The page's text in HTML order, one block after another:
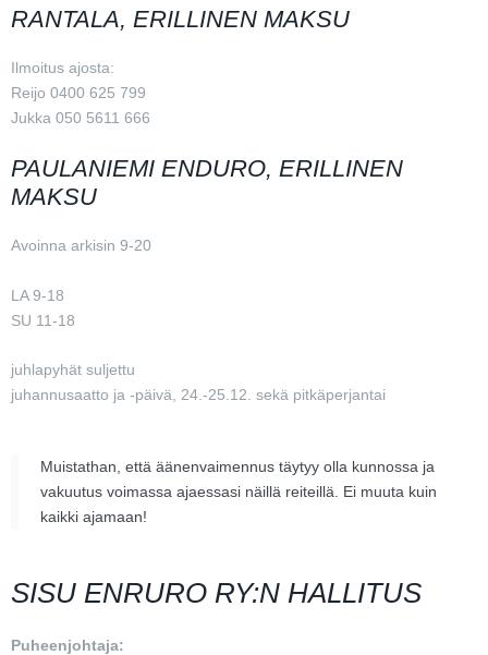
RANTALA, ERILLINEN MAKSU
Ilmoitus ajosta:
Reijo 0400 625 799
Jukka 050 5611 666
PAULANIEMI ENDURO, ERILLINEN
MAKSU
Avoinna arkisin 9-20
LA 9-18
SU 11-18
juhlapyhät suljettu
juhannusaatto ja -päivä, 24.-25.12. sekä pitkäperjantai
Muistathan, että äänenvaimennus täytyy olla kunnossa ja
vakuutus voimassa ajaessasi näillä reiteillä. Ei muuta kuin
kaikki ajamaan!
SISU ENRURO RY:N HALLITUS
Puheenjohtaja: